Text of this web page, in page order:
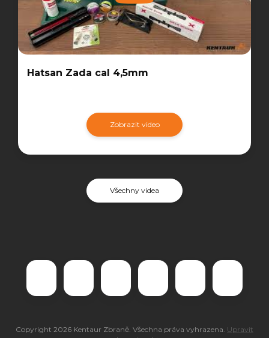
Hatsan Zada cal 4,5mm
Zobrazit video
Všechny videa
Copyright 2026 Kentaur Zbraně. Všechna práva vyhrazena. Upravit